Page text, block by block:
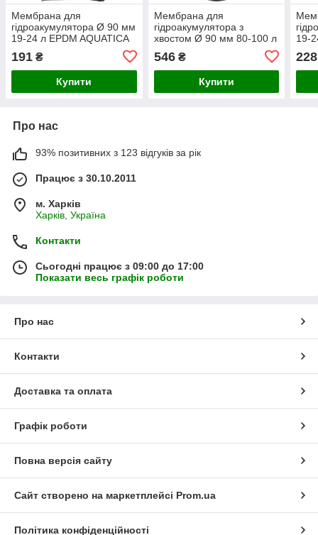
Мембрана для
гідроакумулятора Ø 90 мм
19-24 л EPDM AQUATICA
191 ₴
Купити
Мембрана для
гідроакумулятора з
хвостом Ø 90 мм 80-100 л
EPDM AQUATICA ET100
(779515)
546₴
Купити
19-
228
Про нас
93% позитивних з 123 відгуків за рік
Працює з 30.10.2011
м. Харків
Харків, Україна
Контакти
Сьогодні працює з 09:00 до 17:00
Показати весь графік роботи
Про нас
Контакти
Доставка та оплата
Графік роботи
Повна версія сайту
Сайт створено на маркетплейсі Prom.ua
Політика конфіденційності